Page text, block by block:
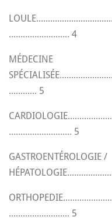
.......................... 4
MÉDECINE
............ 5
........................... 5
GASTROENTÉROLOGIE /
.......................... 5